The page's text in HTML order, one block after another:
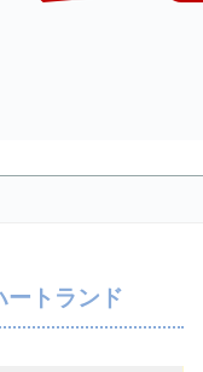
ートランド